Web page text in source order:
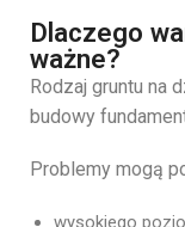
Dlaczego
ważne?
Rodzaj gruntu na
budowy
Problemy mogą
wysokiego